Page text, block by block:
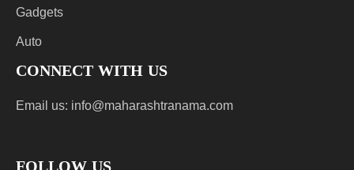
Gadgets
Auto
CONNECT WITH US
Email us: info@maharashtranama.com